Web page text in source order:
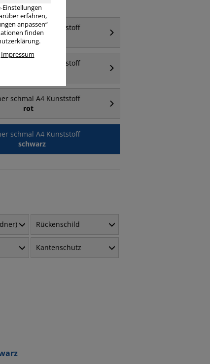
schmal A4 Kunststoff
2 Ringe
schmal A4 Kunststoff
schmal A4 Kunststoff
rot
schmal A4 Kunststoff
schwarz
Rückenschild
Kantenschutz
Einstellungen
erfahren,
anpassen“
finden
Impressum